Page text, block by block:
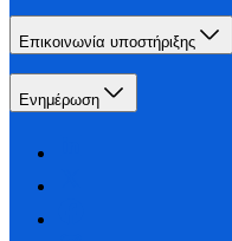
Επικοινωνία υποστήριξης
Ενημέρωση